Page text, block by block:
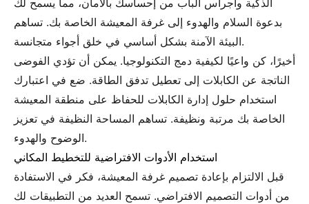
الذكية وأجراس الباب من إحساسك بالأمان، مما يسمح لك
بدعوة السلام والهدوء إلى غرفة المعيشة الخاصة بك. تساهم
البيئة الآمنة بشكل أساسي في خلق أجواء متجانسة.
أخيرًا، كن واعيًا لكيفية دمج التكنولوجيا. يمكن أن تؤدي الفوضى
الناتجة عن الكابلات إلى تعطيل تدفق الطاقة. ضع في اعتبارك
استخدام حلول إدارة الكابلات للحفاظ على منطقة المعيشة
الخاصة بك مرتبة ونظيفة. تساهم المساحة النظيفة في تعزيز
الوضوح والهدوء.
استخدام الأدوات الافتراضية للتخطيط المكاني
قبل الالتزام بإعادة تصميم غرفة المعيشة، فكر في الاستفادة
من أدوات التصميم الافتراضي. تسمح العديد من التطبيقات لك